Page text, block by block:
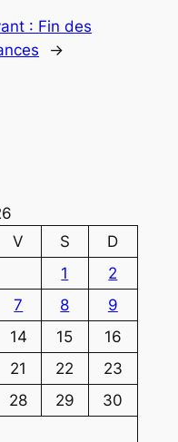
: Fin des
→
V S
D
1
2
7 8
9
14 15
16
21 22
23
28 29
30